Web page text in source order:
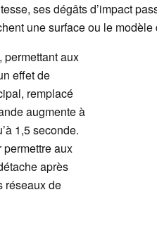
ses dégâts d’impact
une surface ou le modèle
permettant aux
effet de
remplacé
augmente à
1,5 seconde.
aux
après
réseaux de